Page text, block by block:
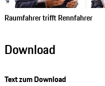
Raumfahrer trifft Rennfahrer
Download
Text zum Download